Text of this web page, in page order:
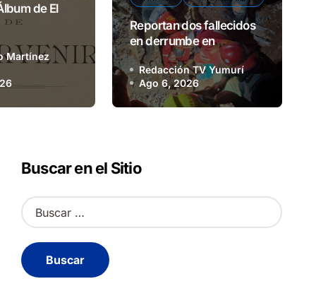
Destacados tvyumuri
Llega la fiesta del libro
Ángel Rodríguez Pérez Ago 6, 2026
de El
Martínez
Reportan dos fallecidos
en derrumbe en
Remedios
Redacción TV Yumurí
Ago 6, 2026
Buscar en el Sitio
B
u
c
a